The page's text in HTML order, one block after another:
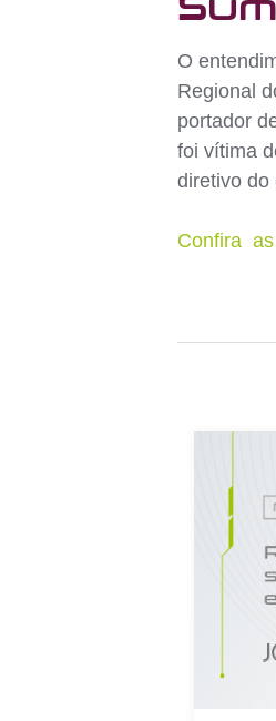
O
Regional
portador
foi vítima
diretivo do
Confira as